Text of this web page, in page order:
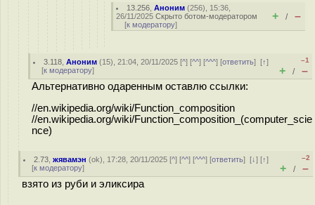
13.256 ,Аноним (256), 15:36,
26/11/2025 Скрыто ботом-модератором
[к модератору]
+ / –
3.118 ,Аноним (15), 21:04, 20/11/2025 [^] [^^] [^^^] [ответить][↑]
[к модератору]
–1
+ / –
Альтернативно одаренным оставлю ссылки:
//en.wikipedia.org/wiki/Function_composition
//en.wikipedia.org/wiki/Function_composition_(computer_scie
nce)
2.73 ,жявамэн (ok), 17:28, 20/11/2025 [^] [^^] [^^^] [ответить][↓] [↑]
[к модератору]
–2
+ / –
взято из руби и эликсира